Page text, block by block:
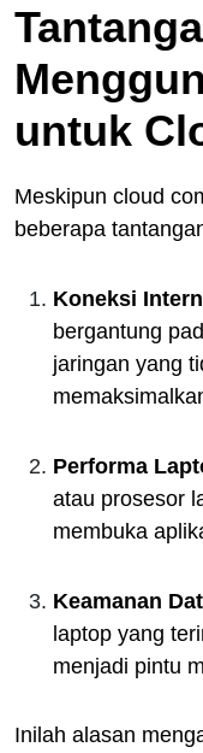
untuk
Meskipun cloud
beberapa
Koneksi
bergantung
jaringan yang
Performa
atau prosesor
membuka
Keamanan
laptop yang
menjadi pintu
Inilah alasan